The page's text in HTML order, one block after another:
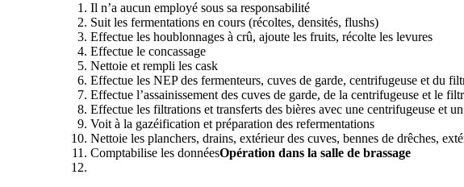
Il n’a aucun employé sous sa responsabilité
Suit les fermentations en cours (récoltes, densités, flushs)
Effectue les houblonnages à crû, ajoute les fruits, récolte les levures
Effectue le concassage
Nettoie et rempli les cask
Effectue les NEP des fermenteurs, cuves de garde, centrifugeuse et du
Effectue l’assainissement des cuves de garde, de la centrifugeuse et le
Effectue les filtrations et transferts des bières avec une centrifugeuse et
Voit à la gazéification et préparation des refermentations
Nettoie les planchers, drains, extérieur des cuves, bennes de drêches,
Comptabilise les donnéesOpération dans la salle de brassage